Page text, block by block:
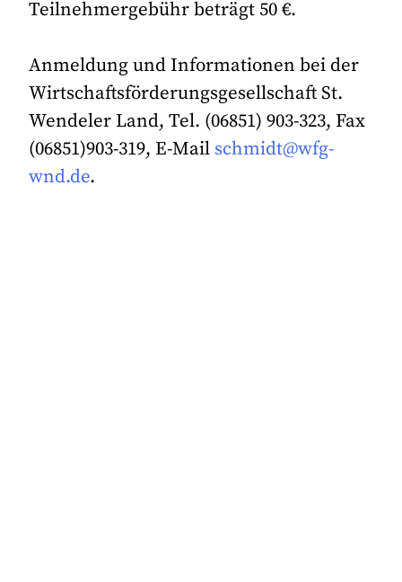
Teilnehmergebühr beträgt 50 €.
Anmeldung und Informationen bei der
Wirtschaftsförderungsgesellschaft St.
Wendeler Land, Tel. (06851) 903-323, Fax
(06851)903-319, E-Mail schmidt@wfg-
wnd.de.